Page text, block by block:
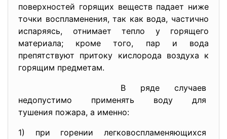
поверхностей горящих веществ падает ниже
точки воспламенения, так как вода, частично
испаряясь, отнимает тепло у горящего
материала; кроме того, пар и вода
препятствуют притоку кислорода воздуха к
горящим предметам.
В ряде случаев
недопустимо применять воду для
тушения пожара, а именно:
1) при горении легковоспламеняющихся